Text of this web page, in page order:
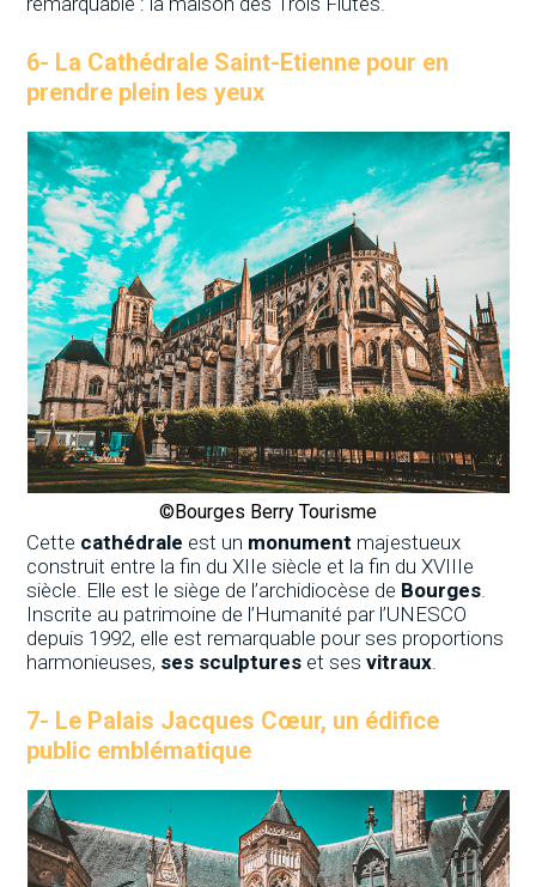
6- La Cathédrale Saint-Etienne pour en
prendre plein les yeux
©Bourges Berry Tourisme
Cette cathédrale est un monument majestueux
construit entre la fin du XIIe siècle et la fin du XVIIIe
siècle. Elle est le siège de l’archidiocèse de Bourges
Inscrite au patrimoine de l’Humanité par l’UNESCO
depuis 1992, elle est remarquable pour ses proportions
harmonieuses, ses sculptures et sesvitraux
7- Le Palais Jacques Cœur, un édifice
public emblématique